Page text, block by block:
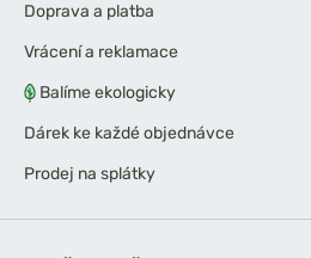
Doprava a platba
Vrácení a reklamace
Balíme ekologicky
Dárek ke každé objednávce
Prodej na splátky